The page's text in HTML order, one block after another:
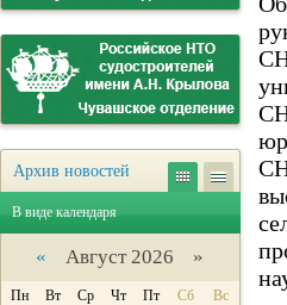
Архив новостей
В виде календаря
« Август 2026 »
Пн Вт Ср Чт Пт Сб Вс